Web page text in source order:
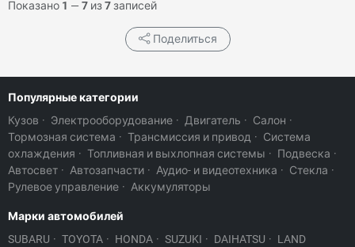
Показано 1 — 7 из7записей
Поделиться
Популярные категории
Кузов · Электрооборудование · Двигатель · Салон ·
Тормозная система · Трансмиссия и привод · Система
охлаждения · Топливная и выхлопная системы · Подвеска ·
Автосвет · Автозапчасти · Аудио- и видеотехника · Стекла ·
Рулевое управление · Аккумуляторы
Марки автомобилей
SUBARU · TOYOTA · HONDA · SUZUKI · DAIHATSU · LAND